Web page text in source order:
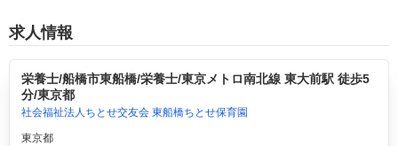
求人情報
栄養士/船橋市東船橋/栄養士/東京メトロ南北線 東大前駅 徒歩5
分/東京都
社会福祉法人ちとせ交友会 東船橋ちとせ保育園
東京都